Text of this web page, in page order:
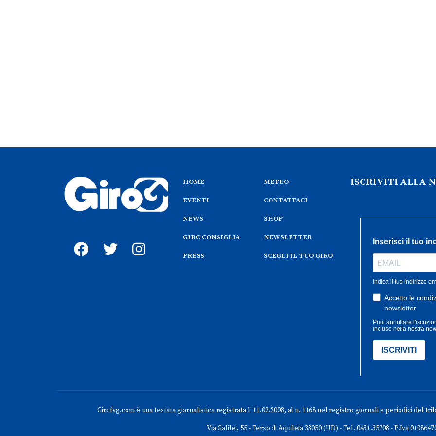
HOME
EVENTI
NEWS
GIRO CONSIGLIA
PRESS
METEO
CONTATTACI
SHOP
NEWSLETTER
SCEGLI IL TUO GIRO
ISCRIVITI ALLA
Girofvg.com è una testata giornalistica registrata l' 11.02.2008, al n. 1168 nel registro giornali e periodici del
Via Galilei, 55 - Terzo di Aquileia 33050 (UD) - Tel. 0431.35708 - P.Iva